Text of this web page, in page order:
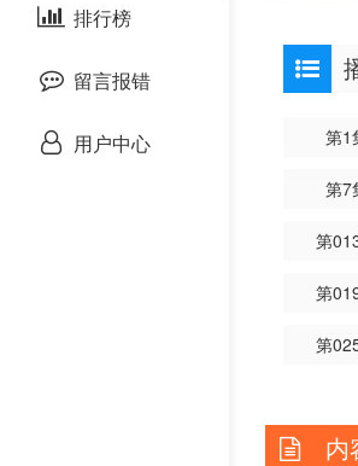
剧情片
战争片
悬疑片
欧美综艺
欧美动漫
排行榜
留言报错
用户中心 第1
第7
第
第
第
内